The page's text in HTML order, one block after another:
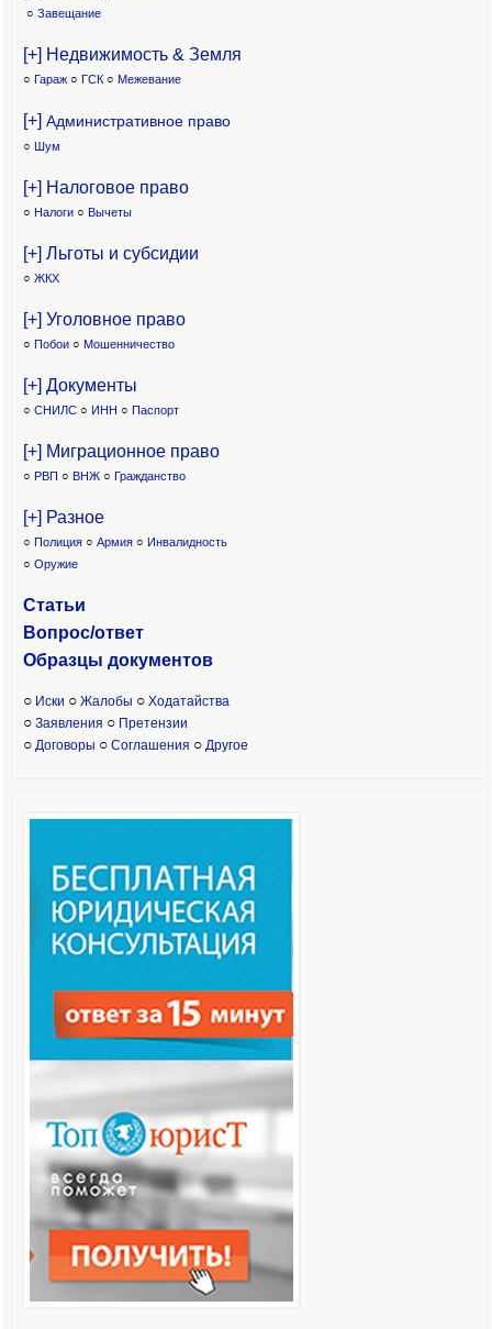
○ Завещание
[+] Недвижимость & Земля
○ Гараж ○ ГСК ○ Межевание
[+] Административное право
○ Шум
[+] Налоговое право
○ Налоги ○ Вычеты
[+] Льготы и субсидии
○ ЖКХ
[+] Уголовное право
○ Побои ○ Мошенничество
[+] Документы
○ СНИЛС ○ ИНН ○ Паспорт
[+] Миграционное право
○ РВП ○ ВНЖ ○ Гражданство
[+] Разное
○ Полиция ○ Армия ○ Инвалидность
○ Оружие
Статьи
Вопрос/ответ
Образцы документов
○ Иски ○ Жалобы ○ Ходатайства
○ Заявления ○ Претензии
○ Договоры ○ Соглашения ○ Другое